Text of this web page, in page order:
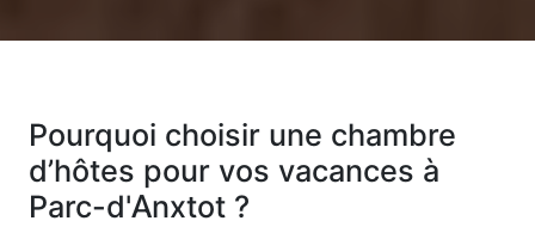
Pourquoi choisir une chambre
d’hôtes pour vos vacances à
Parc-d'Anxtot ?